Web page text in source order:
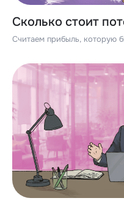
Сколько стоит
Считаем прибыль, которую